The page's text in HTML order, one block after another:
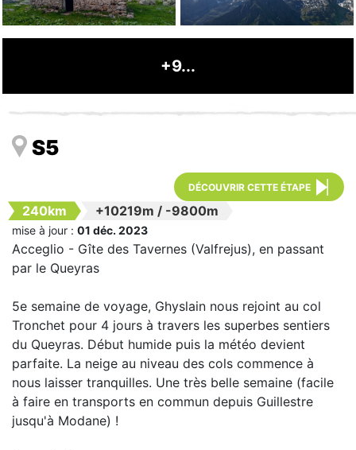
+9...
S5
DÉCOUVRIR CETTE ÉTAPE
240km +10219m / -9800m
mise à jour : 01 déc. 2023
Acceglio - Gîte des Tavernes (Valfrejus), en passant
par le Queyras
5e semaine de voyage, Ghyslain nous rejoint au col
Tronchet pour 4 jours à travers les superbes sentiers
du Queyras. Début humide puis la météo devient
parfaite. La neige au niveau des cols commence à
nous laisser tranquilles. Une très belle semaine (facile
à faire en transports en commun depuis Guillestre
jusqu'à Modane) !